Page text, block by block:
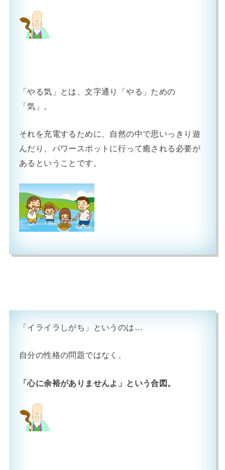
「やる気」とは、文字通り「やる」ための
「気」。
それを充電するために、自然の中で思いっきり遊
んだり、パワースポットに行って癒される必要が
あるということです。
「イライラしがち」というのは…
自分の性格の問題ではなく、
「心に余裕がありませんよ」という合図。